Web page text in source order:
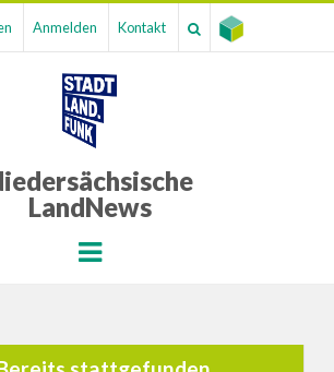
Anmelden Kontakt
LandNews
Menu